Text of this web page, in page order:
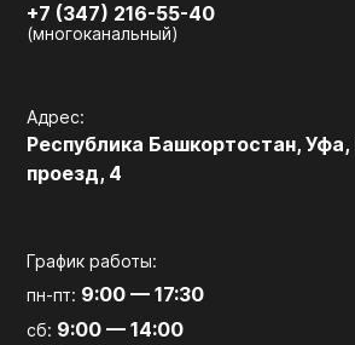
+7 (347) 216-55-40
(многоканальный)
Адрес:
Республика Башкортостан,
проезд, 4
График работы:
пн-пт: 9:00 — 17:30
сб: 9:00 — 14:00